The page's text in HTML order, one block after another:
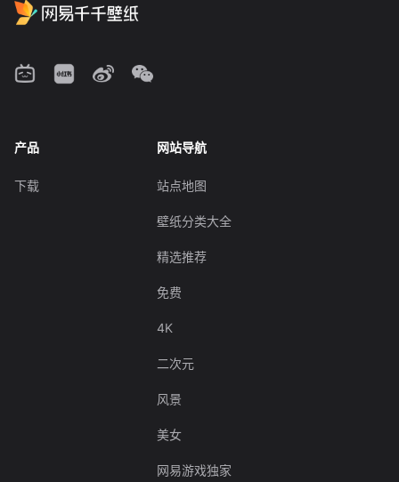
产品
下载
网站导航
站点地图
壁纸分类大全
精选推荐
免费
4K
二次元
风景
美女
网易游戏独家